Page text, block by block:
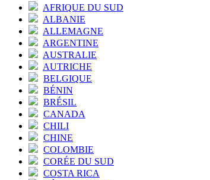
AFRIQUE DU SUD
ALBANIE
ALLEMAGNE
ARGENTINE
AUSTRALIE
AUTRICHE
BELGIQUE
BÉNIN
BRÉSIL
CANADA
CHILI
CHINE
COLOMBIE
CORÉE DU SUD
COSTA RICA